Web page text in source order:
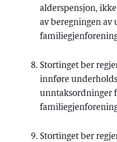
alderspensjon,
av beregningen
Stortinget ber
innføre
unntaksordninger
Stortinget ber